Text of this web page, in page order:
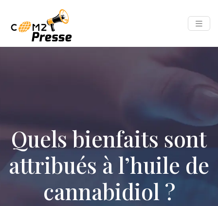
Quels bienfaits sont
attribués à l’huile de
cannabidiol ?